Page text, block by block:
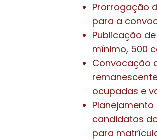
Prorrogação
para a
Publicação
mínimo, 500
Convocação
ocupadas e
candidatos
para